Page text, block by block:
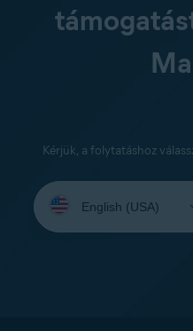
Kérjük, a folytatáshoz
your